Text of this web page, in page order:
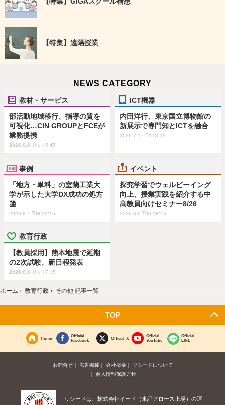
【特集】遠隔授業
NEWS CATEGORY
教材・サービス
部活動地域移行、指導の質を
可視化…CIN GROUPとFCEが
業務提携
2026.8.6 Thu 15:45
ICT機器
内田洋行、東京国立博物館の
新展示で専門知とICTを融合
2026.7.17 Fri 13:15
事例
「地方・単科」の室蘭工業大
学が示した大学DX成功の処方
箋
2026.8.4 Tue 12:15
イベント
探究学習でウェルビーイング
向上、授業実践を紹介する中
高教員向けセミナー8/26
2026.8.6 Thu 18:45
教育行政
【教員採用】熊本地震で延期
の2次試験、新日程発表
2026.8.6 Thu 17:15
ホーム › 教育行政 › その他 記事一覧
TOP
Home
Official
Facebook
Official X
Official
YouTube
Official
LINE
お問合せ 広告掲載 会社概要
リシードについて
個人情報保護方針
リシードは、株式会社イード（東証グロース上場）の運